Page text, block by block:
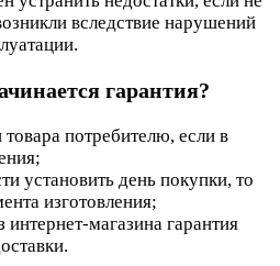
вследствие нарушений
гарантия?
потребителю, если в
установить день покупки, то
изготовления;
интернет-магазина гарантия